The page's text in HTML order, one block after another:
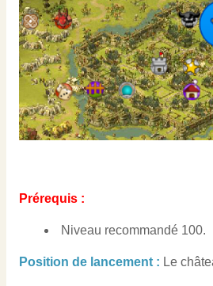
Prérequis :
Niveau recommandé 100.
Position de lancement : Le